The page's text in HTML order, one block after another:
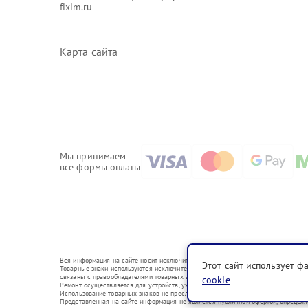
fixim.ru
Карта сайта
Мы принимаем
все формы оплаты
Вся информация на сайте носит исключительно справочный характер.
Товарные знаки используются исключительно для описания устройств, в
связаны с правообладателями товарных знаков или их официальными
Ремонт осуществляется для устройств, уже введенных в гражданский оборот в
Использование товарных знаков не преследует цели индивидуализации услуг
Представленная на сайте информация не является публичной офертой,
Этот сайт использует
cookie